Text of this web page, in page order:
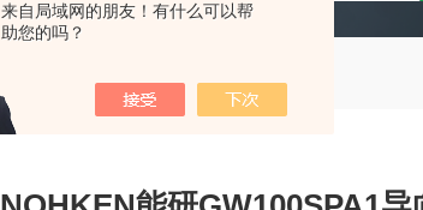
来自局域网的朋友！有什么可以帮
助您的吗？